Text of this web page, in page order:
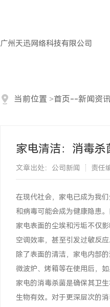
广州天迅网络科技有限公司
当前位置 >首页--新闻资
家电清洁：消毒杀
文章出处：公司新闻 责任
在现代社会，家电已成为我
和病毒可能会成为健康隐患
家电表面的尘埃和污垢不仅
空调效率，甚至引发过敏反
除了表面的清洁，家电内部
微波炉、烤箱等在使用后，
家电的消毒杀菌是确保其卫
生物有效。对于更深层次的